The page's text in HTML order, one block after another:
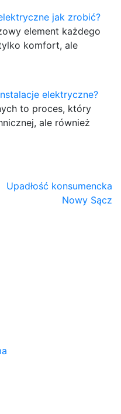
jak zrobić?
element każdego
komfort, ale
elektryczne?
to proces, który
ale również
Upadłość konsumencka
Nowy Sącz